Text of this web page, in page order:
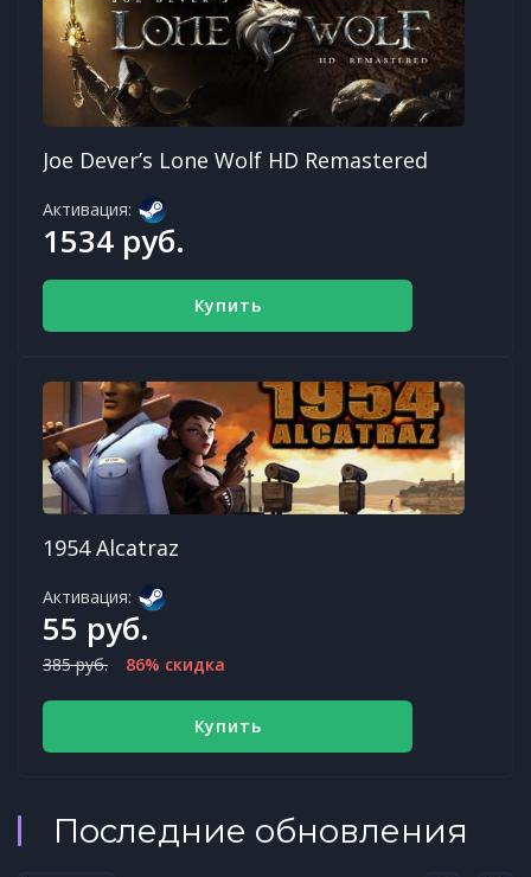
Joe Dever’s Lone Wolf HD Remastered
Активация:
1534 руб.
Купить
1954 Alcatraz
Активация:
55 руб.
385 руб. 86% скидка
Купить
Последние обновления